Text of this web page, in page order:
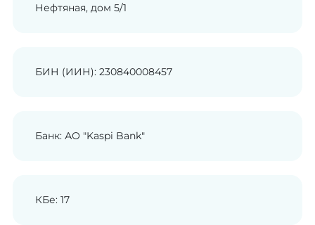
Нефтяная, дом 5/1
БИН (ИИН): 230840008457
Банк: АО "Kaspi Bank"
КБе: 17